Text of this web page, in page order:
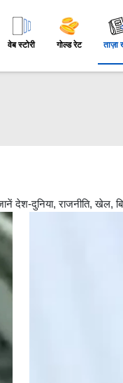
वेब स्टोरी गोल्ड रेट ताज़ा
देश-दुनिया, राजनीति, खेल,